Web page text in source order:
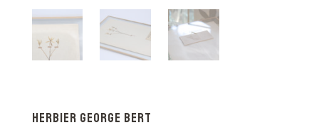
Herbier George Bert